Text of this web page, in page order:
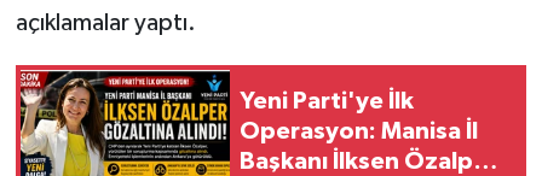
açıklamalar yaptı.
Yeni Parti'ye İlk
Operasyon: Manisa İl
Başkanı İlksen Özalper